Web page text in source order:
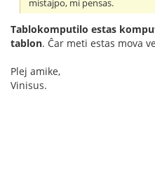
mistajpo, mi pensas.
Tablokomputilo estas
tablon. Ĉar meti estas mova
Plej amike,
Vinisus.